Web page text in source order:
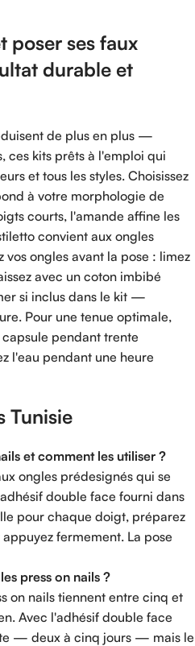
poser ses faux
durable et
de plus en plus —
ces kits prêts à l'emploi qui
et tous les styles. Choisissez
à votre morphologie de
courts, l'amande affine les
convient aux ongles
vos ongles avant la pose : limez
avec un coton imbibé
si inclus dans le kit —
Pour une tenue optimale,
pendant trente
l'eau pendant une heure
Tunisie
et comment les utiliser ?
ongles prédesignés qui se
double face fourni dans
pour chaque doigt, préparez
fermement. La pose
press on nails ?
on nails tiennent entre cinq et
Avec l'adhésif double face
— deux à cinq jours — mais le